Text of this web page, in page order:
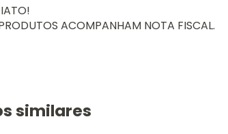
ACOMPANHAM NOTA FISCAL.
similares